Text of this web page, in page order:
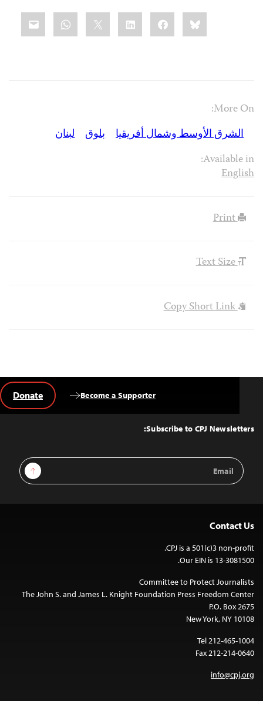
Bluesky
Facebook
LinkedIn
More On:
الشرق الأوسط وشمال أفريقيا
بلوق
لبنان
Available in:
English
Print
Text Size
Copy Short Link
Top
Subscribe to CPJ Newsletters:
Email
Address
Sign Up
Become a Supporter
Donate
Contact Us
CPJ is a 501(c)3 non-profit.
Our EIN is 13-3081500.
Committee to Protect Journalists
The John S. and James L. Knight Foundation Press Freedom Center
P.O. Box 2675
New York, NY 10108
Tel 212-465-1004
Fax 212-214-0640
info@cpj.org